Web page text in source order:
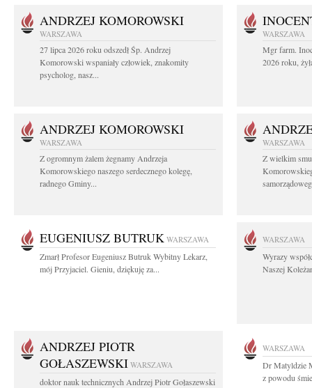
ANDRZEJ KOMOROWSKI
WARSZAWA
27 lipca 2026 roku odszedł Śp. Andrzej
Komorowski wspaniały człowiek, znakomity
psycholog, nasz...
WARSZAWA
Mgr farm.
2026 roku,
ANDRZEJ KOMOROWSKI
WARSZAWA
Z ogromnym żalem żegnamy Andrzeja
Komorowskiego naszego serdecznego kolegę,
radnego Gminy...
WARSZAWA
Z wielkim
EUGENIUSZ BUTRUK WARSZAWA
Zmarł Profesor Eugeniusz Butruk Wybitny Lekarz,
mój Przyjaciel. Gieniu, dziękuję za...
WARSZAWA
Wyrazy
Naszej
ANDRZEJ PIOTR
GOŁASZEWSKI WARSZAWA
doktor nauk technicznych Andrzej Piotr Gołaszewski
WARSZAWA
Dr Matyldzie
z powodu